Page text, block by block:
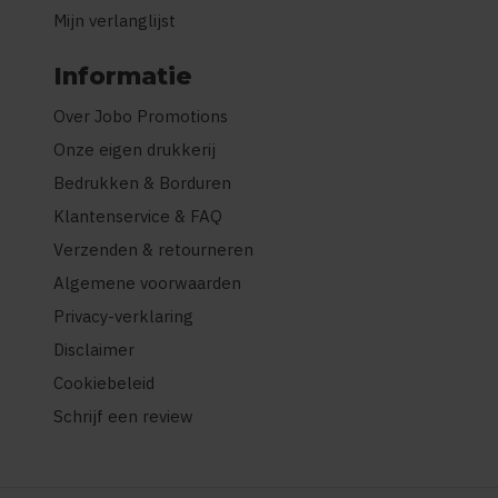
Mijn verlanglijst
Informatie
Over Jobo Promotions
Onze eigen drukkerij
Bedrukken & Borduren
Klantenservice & FAQ
Verzenden & retourneren
Algemene voorwaarden
Privacy-verklaring
Disclaimer
Cookiebeleid
Schrijf een review